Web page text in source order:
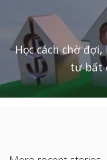
Học cách chờ
tư bất